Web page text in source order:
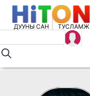
ДУУНЫ САН ТУСЛАМЖ